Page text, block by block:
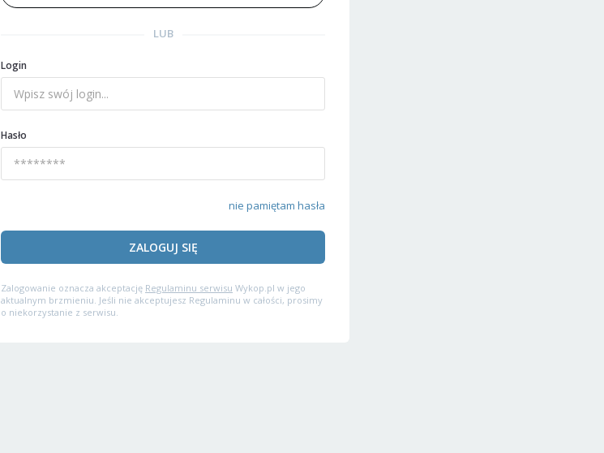
LUB
Login
Hasło
nie pamiętam hasła
ZALOGUJ SIĘ
Zalogowanie oznacza akceptację Regulaminu serwisu Wykop.pl w jego
aktualnym brzmieniu. Jeśli nie akceptujesz Regulaminu w całości, prosimy
o niekorzystanie z serwisu.